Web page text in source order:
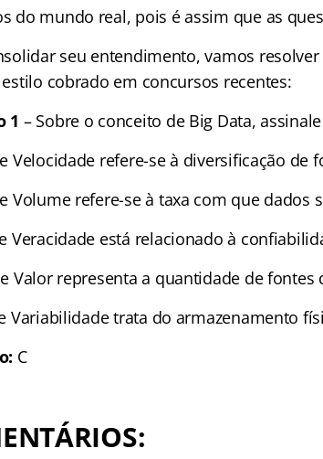
do mundo real, pois é assim que as
seu entendimento, vamos
cobrado em concursos recentes:
1 – Sobre o conceito de Big Data,
Velocidade refere-se à diversificação de
Volume refere-se à taxa com que dados
Veracidade está relacionado à
Valor representa a quantidade de
Variabilidade trata do armazenamento
C